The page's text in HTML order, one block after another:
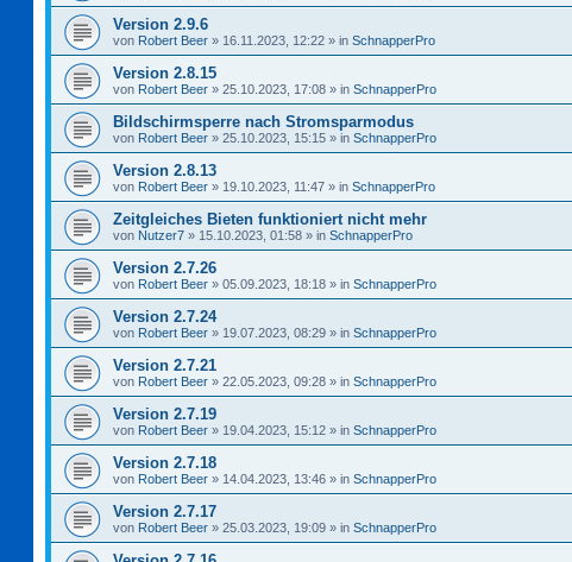
Version 2.9.6
von Robert Beer » 16.11.2023, 12:22 » in SchnapperPro
Version 2.8.15
von Robert Beer » 25.10.2023, 17:08 » in SchnapperPro
Bildschirmsperre nach Stromsparmodus
von Robert Beer » 25.10.2023, 15:15 » in SchnapperPro
Version 2.8.13
von Robert Beer » 19.10.2023, 11:47 » in SchnapperPro
Zeitgleiches Bieten funktioniert nicht mehr
von Nutzer7 » 15.10.2023, 01:58 » in SchnapperPro
Version 2.7.26
von Robert Beer » 05.09.2023, 18:18 » in SchnapperPro
Version 2.7.24
von Robert Beer » 19.07.2023, 08:29 » in SchnapperPro
Version 2.7.21
von Robert Beer » 22.05.2023, 09:28 » in SchnapperPro
Version 2.7.19
von Robert Beer » 19.04.2023, 15:12 » in SchnapperPro
Version 2.7.18
von Robert Beer » 14.04.2023, 13:46 » in SchnapperPro
Version 2.7.17
von Robert Beer » 25.03.2023, 19:09 » in SchnapperPro